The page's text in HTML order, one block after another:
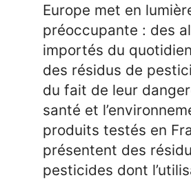
Europe met en
préoccupante : des
importés du
des résidus de
du fait de leur
santé et
produits testés en
présentent des
pesticides dont